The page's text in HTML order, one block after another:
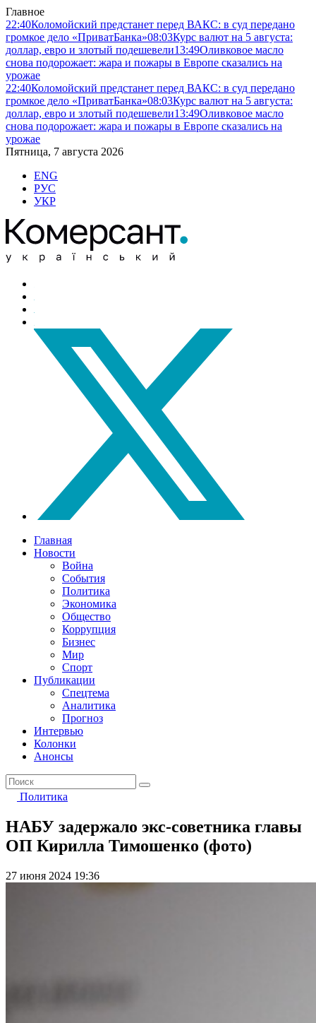
Главное
22:40Коломойский предстанет перед ВАКС: в суд передано
громкое дело «ПриватБанка»08:03Курс валют на 5 августа:
доллар, евро и злотый подешевели13:49Оливковое масло
снова подорожает: жара и пожары в Европе сказались на
урожае
22:40Коломойский предстанет перед ВАКС: в суд передано
громкое дело «ПриватБанка»08:03Курс валют на 5 августа:
доллар, евро и злотый подешевели13:49Оливковое масло
снова подорожает: жара и пожары в Европе сказались на
урожае
Пятница, 7 августа 2026
ENG
РУС
УКР
Главная
Новости
Война
События
Политика
Экономика
Общество
Коррупция
Бизнес
Мир
Спорт
Публикации
Спецтема
Аналитика
Прогноз
Интервью
Колонки
Анонсы
Политика
НАБУ задержало экс-советника главы
ОП Кирилла Тимошенко (фото)
27 июня 2024 19:36